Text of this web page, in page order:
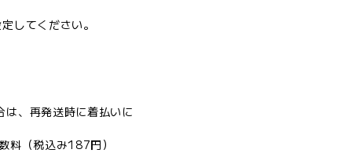
してください。
、再発送時に着払いに
料（税込み187円）